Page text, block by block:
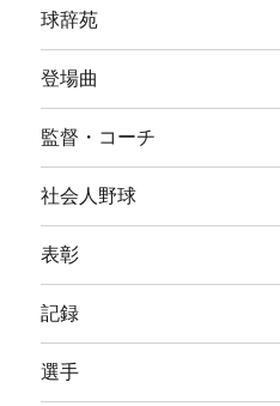
球辞苑
登場曲
監督・コーチ
社会人野球
表彰
記録
選手